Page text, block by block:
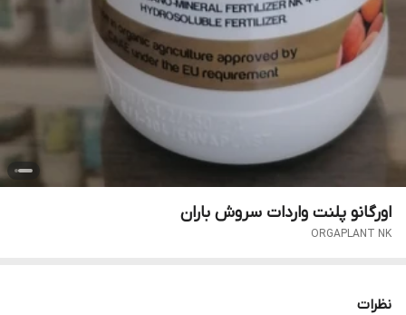
اورگانو پلنت واردات سروش باران
ORGAPLANT NK
نظرات